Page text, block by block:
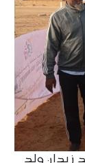
زيدان ولد